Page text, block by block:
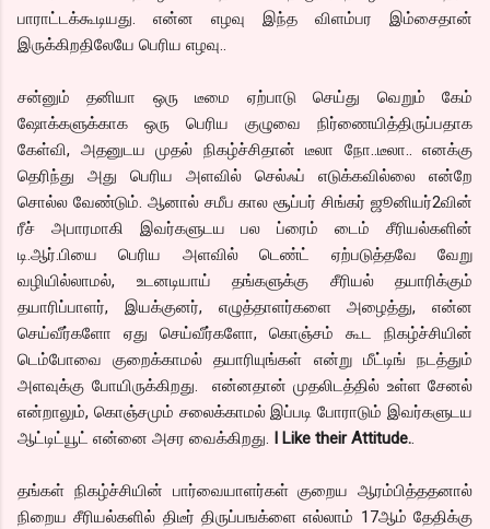
பாராட்டக்கூடியது. என்ன எழவு இந்த விளம்பர இம்சைதான்
இருக்கிறதிலேயே பெரிய எழவு..
சன்னும் தனியா ஒரு டீமை ஏற்பாடு செய்து வெறும் கேம்
ஷோக்களுக்காக ஒரு பெரிய குழுவை நிர்ணையித்திருப்பதாக
கேள்வி, அதனுடய முதல் நிகழ்ச்சிதான் டீலா நோ..டீலா.. எனக்கு
தெரிந்து அது பெரிய அளவில் செல்ஃப் எடுக்கவில்லை என்றே
சொல்ல வேண்டும். ஆனால் சமீப கால சூப்பர் சிங்கர் ஜூனியர்2வின்
ரீச் அபாரமாகி இவர்களுடய பல ப்ரைம் டைம் சீரியல்களின்
டி.ஆர்.பியை பெரிய அளவில் டெண்ட் ஏற்படுத்தவே வேறு
வழியில்லாமல், உடனடியாய் தங்களுக்கு சீரியல் தயாரிக்கும்
தயாரிப்பாளர், இயக்குனர், எழுத்தாளர்களை அழைத்து, என்ன
செய்வீர்களோ ஏது செய்வீர்களோ, கொஞ்சம் கூட நிகழ்ச்சியின்
டெம்போவை குறைக்காமல் தயாரியுங்கள் என்று மீட்டிங் நடத்தும்
அளவுக்கு போயிருக்கிறது. என்னதான் முதலிடத்தில் உள்ள சேனல்
என்றாலும், கொஞ்சமும் சலைக்காமல் இப்படி போராடும் இவர்களுடய
ஆட்டிட்யூட் என்னை அசர வைக்கிறது. I Like their Attitude..
தங்கள் நிகழ்ச்சியின் பார்வையாளர்கள் குறைய ஆரம்பித்ததனால்
நிறைய சீரியல்களில் திடீர் திருப்பஙக்ளை எல்லாம் 17ஆம் தேதிக்கு